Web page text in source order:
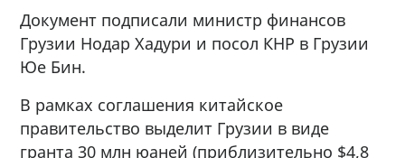
Документ подписали министр финансов
Грузии Нодар Хадури и посол КНР в Грузии
Юе Бин.
В рамках соглашения китайское
правительство выделит Грузии в виде
гранта 30 млн юаней (приблизительно $4,8